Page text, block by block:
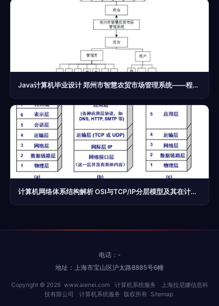
Java计算机毕业设计 郑州市智慧农贸市场管理系统——程序、论文与部署的计算机系统服务实践
计算机网络体系结构解析 OSI与TCP/IP分层模型及其在计算机系统服务中的应用
电话：-
地址：上海市宝山区沪太路8885号6幢
Copyright © 2026 www.aienei.com 计算机系统服务
上海拉尼娜信息科
技有限公司
计算机系统服务 版权所有 Sitemap